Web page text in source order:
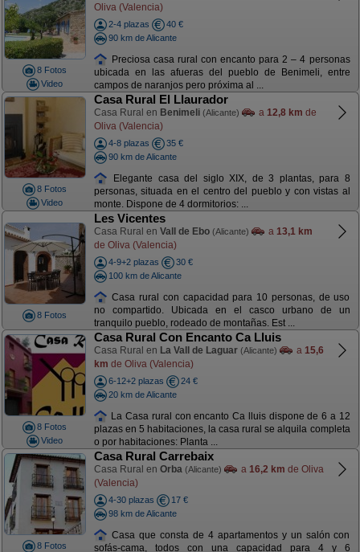
8 Fotos
Video
Oliva (Valencia)
2-4 plazas
40 €
90 km de Alicante
Preciosa casa rural con encanto para 2 – 4 personas
ubicada en las afueras del pueblo de Benimeli, entre
campos de naranjos pero próxima al ...
8 Fotos
Video
Casa Rural El Llaurador
Casa Rural en Benimeli (Alicante) a 12,8 km de
Oliva (Valencia)
4-8 plazas
35 €
90 km de Alicante
Elegante casa del siglo XIX, de 3 plantas, para 8
personas, situada en el centro del pueblo y con vistas al
monte. Dispone de 4 dormitorios: ...
8 Fotos
Les Vicentes
Casa Rural en Vall de Ebo (Alicante) a 13,1 km
de Oliva (Valencia)
4-9+2 plazas
30 €
100 km de Alicante
Casa rural con capacidad para 10 personas, de uso
no compartido. Ubicada en el casco urbano de un
tranquilo pueblo, rodeado de montañas. Est ...
8 Fotos
Video
Casa Rural Con Encanto Ca Lluis
Casa Rural en La Vall de Laguar (Alicante) a 15,6
km de Oliva (Valencia)
6-12+2 plazas
24 €
20 km de Alicante
La Casa rural con encanto Ca lluis dispone de 6 a 12
plazas en 5 habitaciones, la casa rural se alquila completa
o por habitaciones: Planta ...
8 Fotos
Casa Rural Carrebaix
Casa Rural en Orba (Alicante) a 16,2 km de Oliva
(Valencia)
4-30 plazas
17 €
98 km de Alicante
Casa que consta de 4 apartamentos y un salón con
sofás-cama, todos con una capacidad para 4 y 6